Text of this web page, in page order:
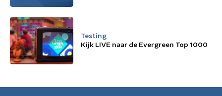
Testing
Kijk LIVE naar de Evergreen Top 1000